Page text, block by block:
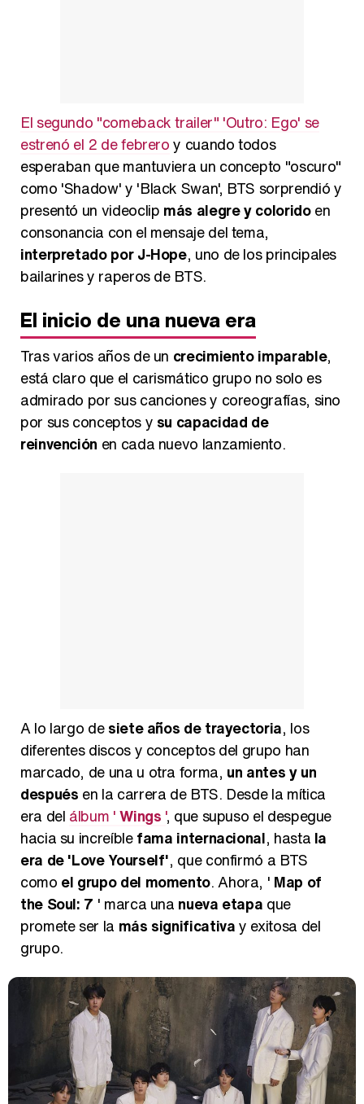
El segundo "comeback trailer" 'Outro: Ego' se
estrenó el 2 de febreroy cuando todos
esperaban que mantuviera un concepto "oscuro"
como 'Shadow' y 'Black Swan', BTS sorprendió y
presentó un videoclip más alegre y coloridoen
consonancia con el mensaje del tema,
interpretado por J-Hope, uno de los principales
bailarines y raperos de BTS.
El inicio de una nueva era
Tras varios años de un crecimiento imparable,
está claro que el carismático grupo no solo es
admirado por sus canciones y coreografías, sino
por sus conceptos y su capacidad de
reinvención en cada nuevo lanzamiento.
A lo largo desiete años de trayectoria, los
diferentes discos y conceptos del grupo han
marcado, de una u otra forma, un antes y un
después en la carrera de BTS. Desde la mítica
era del álbum 'Wings , que supuso el despegue
hacia su increíblefama internacional, hasta la
era de 'Love Yourself', que confirmó a BTS
como el grupo del momento. Ahora, ' Map of
the Soul: 7 ' marca una nueva etapa que
promete ser la más significativay exitosa del
grupo.